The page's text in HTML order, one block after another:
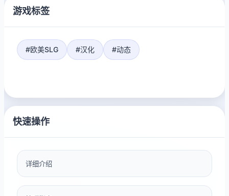
游戏标签
#欧美SLG #汉化 #动态
快速操作
详细介绍